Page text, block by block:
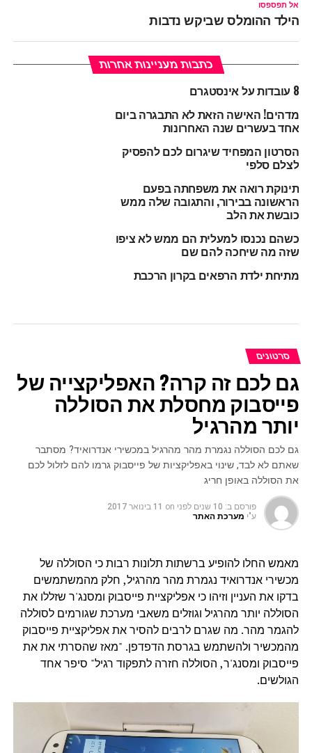
אל תפספסו
הילד ההומלס שביקש נדבות
כתבות מעניינות אחרות
8 עובדות על אינסטגרם
מדהים! האישה הזאת לא התבגרה ביום
אחד בעשרים שנה האחרונות
הסרטון המפחיד שיגרום לכם להפסיק
לצלם סלפי
תינוקת רואה את משפחתה בפעם
הראשונה בבירור, והתגובה שלה ממש
כובשת את הלב
כשהם נכנסו למעלית הם ממש לא ציפו
שזה מה שיחכה להם שם
מתיחת ילדת הרפאים בקרון הרכבת
סרטונים
גם לכם זה קרה? האפליקצייה של
פייסבוק מחסלת את הסוללה
יותר מהרגיל
גם לכם הסוללה נגמרת מהר מהרגיל במכשירי אנדרואיד? מסתבר
שאתם לא לבד, שינוי באפליקציות של פייסבוק גרמו להם לזלול לכם
את הסוללה באופן חריג
פורסם ב: 10 שנים לפני on 11 בינואר 2017
ע"י מערכת האתר
מאמש החלו להופיע ברשתות תלונות רבות כי הסוללה של
מכשירי אנדרואיד נגמרת מהר מהרגיל, חלק מהמשתמשים
בדקו את העניין וזיהו כי אפליקציית פייסבוק ומסנג'ר שזללו את
הסוללה יותר מהרגיל וגוזלים משאבי מערכת שגורמים לסוללה
להגמר מהר. מה שגרם לרבים להסיר את אפליקציית פייסבוק
מהמכשיר ולהשתמש בגרסת הדפדפן. "מאז שהסרתי את את
פייסבוק ומסנג'ר, הסוללה חזרה לתפקוד רגיל" סיפר אחד
הגולשים.